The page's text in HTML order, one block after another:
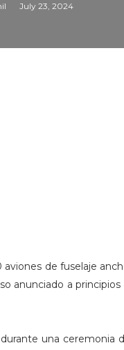
July 23, 2024
de fuselaje
anunciado a
una ceremonia